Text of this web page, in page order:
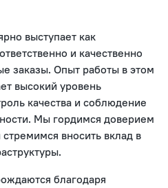
выступает как
и качественно
заказы. Опыт работы в этом
высокий уровень
качества и соблюдение
Мы гордимся доверием
вносить вклад в
благодаря